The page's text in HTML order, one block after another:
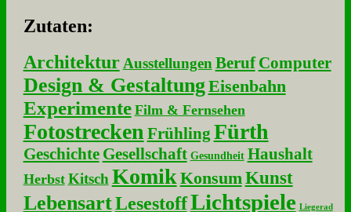
Zu­ta­ten:
Architektur Ausstellungen Beruf Computer
Design & GestaltungEisenbahn
Experimente Film & Fernsehen
Fotostrecken Frühling Fürth
Geschichte Gesellschaft Gesundheit Haushalt
Herbst Kitsch KomikKonsumKunst
LebensartLesestoffLichtspiele Liegerad